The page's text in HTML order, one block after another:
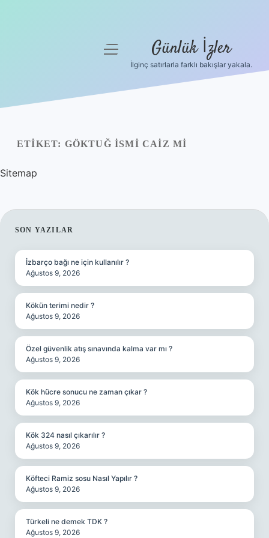
Yasal Uyarı
Hakkımızda
menüyü
Günlük İzler
İlginç satırlarla farklı bakışlar yakala.
ETIKET: GÖKTUĞ ISMI CAIZ MI
Sitemap
SIDEBAR
SON YAZILAR
İzbarço bağı ne için kullanılır ?
Ağustos 9, 2026
Kökün terimi nedir ?
Ağustos 9, 2026
Özel güvenlik atış sınavında kalma var mı ?
Ağustos 9, 2026
Kök hücre sonucu ne zaman çıkar ?
Ağustos 9, 2026
Kök 324 nasıl çıkarılır ?
Ağustos 9, 2026
Köfteci Ramiz sosu Nasıl Yapılır ?
Ağustos 9, 2026
Türkeli ne demek TDK ?
Ağustos 9, 2026